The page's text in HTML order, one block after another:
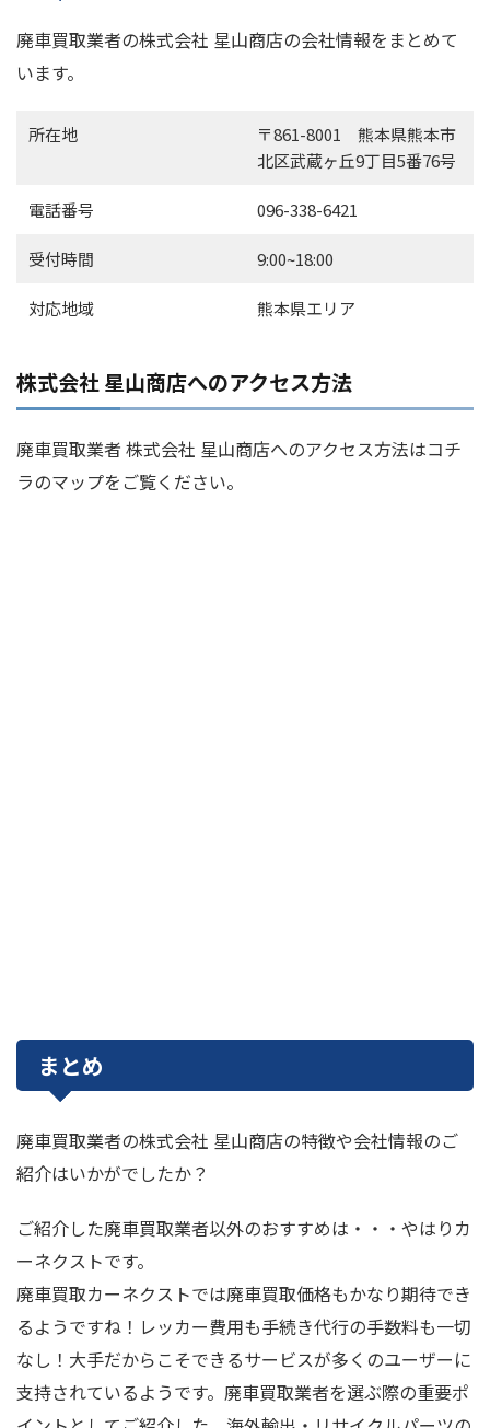
廃車買取業者の株式会社 星山商店の会社情報をまとめて
います。
所在地
〒861-8001 熊本県熊本市
北区武蔵ヶ丘9丁目5番76号
電話番号 096-338-6421
受付時間 9:00~18:00
対応地域 熊本県エリア
株式会社 星山商店へのアクセス方法
廃車買取業者 株式会社 星山商店へのアクセス方法はコチ
ラのマップをご覧ください。
まとめ
廃車買取業者の株式会社 星山商店の特徴や会社情報のご
紹介はいかがでしたか？
ご紹介した廃車買取業者以外のおすすめは・・・やはりカ
ーネクストです。
廃車買取カーネクストでは廃車買取価格もかなり期待でき
るようですね！レッカー費用も手続き代行の手数料も一切
なし！大手だからこそできるサービスが多くのユーザーに
支持されているようです。廃車買取業者を選ぶ際の重要ポ